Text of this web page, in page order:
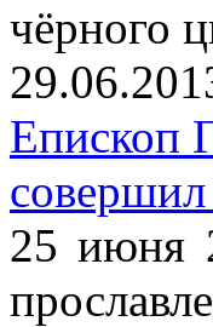
чёрного
Епископ
25 июня